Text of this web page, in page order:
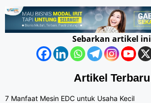
Sebarkan artikel ini
Artikel Terbaru
7 Manfaat Mesin EDC untuk Usaha Kecil